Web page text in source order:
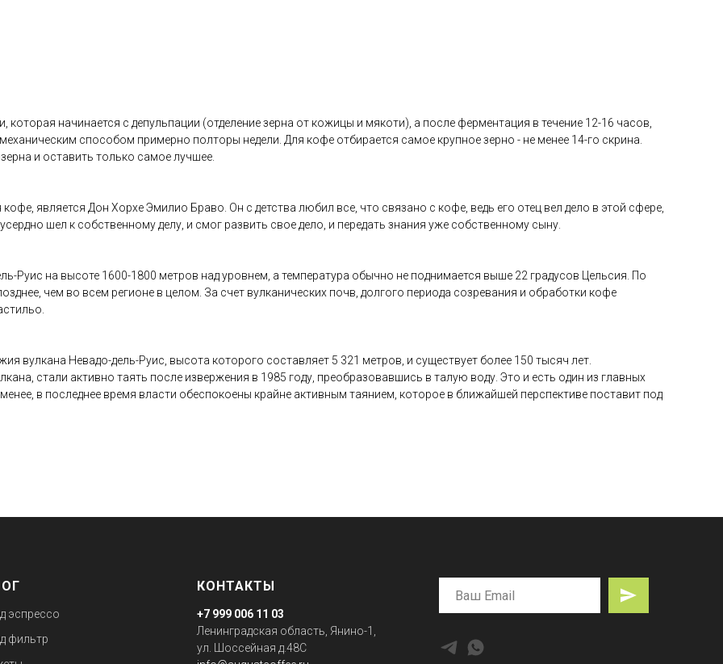
начинается с депульпации (отделение зерна от кожицы и мякоти), а после ферментация в течение 12-16 часов,
способом примерно полторы недели. Для кофе отбирается самое крупное зерно - не менее 14-го скрина.
и оставить только самое лучшее.
является Дон Хорхе Эмилио Браво. Он с детства любил все, что связано с кофе, ведь его отец вел дело в этой сфере,
шел к собственному делу, и смог развить свое дело, и передать знания уже собственному сыну.
Руис на высоте 1600-1800 метров над уровнем, а температура обычно не поднимается выше 22 градусов Цельсия. По
чем во всем регионе в целом. За счет вулканических почв, долгого периода созревания и обработки кофе
вулкана Невадо-дель-Руис, высота которого составляет 5 321 метров, и существует более 150 тысяч лет.
стали активно таять после извержения в 1985 году, преобразовавшись в талую воду. Это и есть один из главных
в последнее время власти обеспокоены крайне активным таянием, которое в ближайшей перспективе поставит под
эспрессо
фильтр
КОНТАКТЫ
+7 999 006 11 03
Ленинградская область, Янино-1,
ул. Шоссейная д.48С